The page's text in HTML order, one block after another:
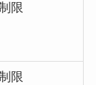
限
限